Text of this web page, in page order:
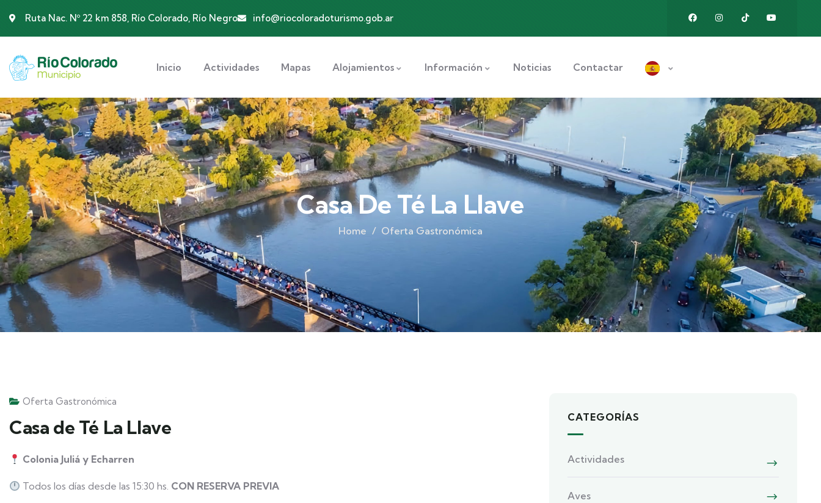
Ruta Nac. Nº 22 km 858, Río Colorado, Río Negro info@riocoloradoturismo.gob.ar
Inicio Actividades Mapas Alojamientos Información Noticias Contactar
Casa De Té La Llave
Home Oferta Gastronómica
Oferta Gastronómica
Casa de Té La Llave
Colonia Juliá y Echarren
Todos los días desde las 15:30 hs. CON RESERVA PREVIA
CATEGORÍAS
Actividades
Aves